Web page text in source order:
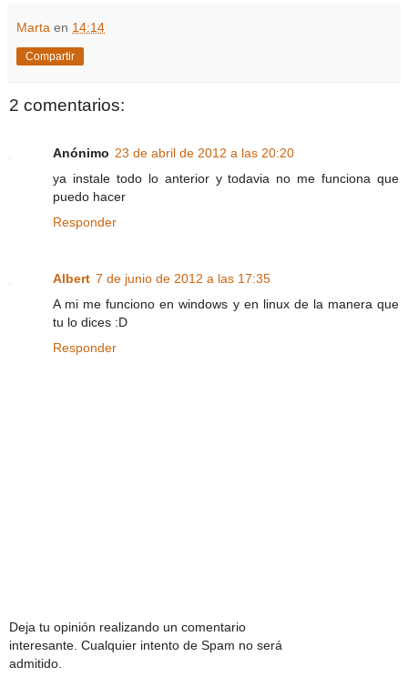
Marta en 14:14
Compartir
2 comentarios:
Anónimo 23 de abril de 2012 a las 20:20
ya instale todo lo anterior y todavia no me funciona que
puedo hacer
Responder
Albert 7 de junio de 2012 a las 17:35
A mi me funciono en windows y en linux de la manera que
tu lo dices :D
Responder
Deja tu opinión realizando un comentario
interesante. Cualquier intento de Spam no será
admitido.